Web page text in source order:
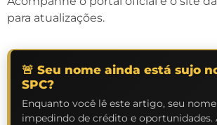
para atualizações.
🚨 Seu nome ainda está sujo
SPC?
Enquanto você lê este artigo, seu
impedindo de crédito e oportunidades.